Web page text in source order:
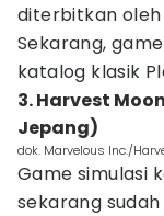
diterbitkan
Sekarang,
katalog klasik
3. Harvest
Jepang)
dok. Marvelous Inc./
Game simulasi
sekarang